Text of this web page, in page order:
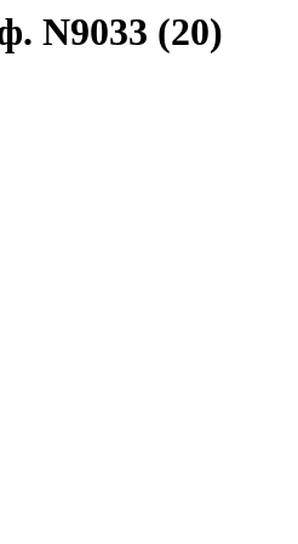
N9033 (20)